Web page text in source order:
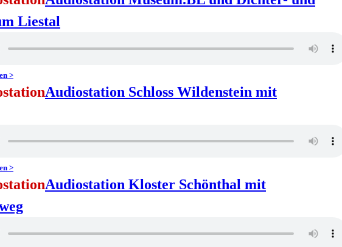
Liestal
>
Audiostation Schloss Wildenstein mit
>
Audiostation Kloster Schönthal mit